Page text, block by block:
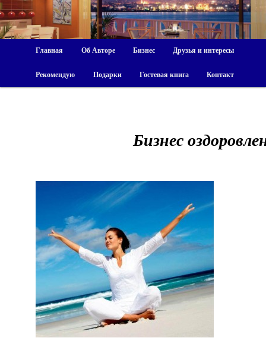
Главная Об Авторе Бизнес Друзья и интересы
Рекомендую Подарки Гостевая книга Контакт
Бизнес